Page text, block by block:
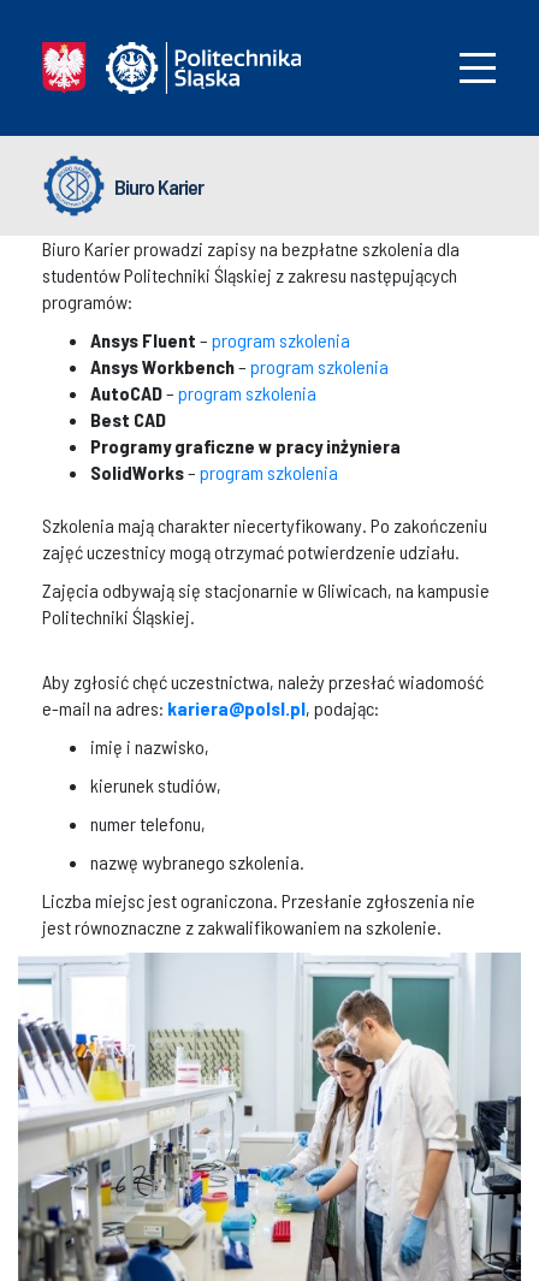
Biuro Karier
Biuro Karier prowadzi zapisy na bezpłatne szkolenia dla
studentów Politechniki Śląskiej z zakresu następujących
programów:
Ansys Fluent – program szkolenia
Ansys Workbench– program szkolenia
AutoCAD– program szkolenia
Best CAD
Programy graficzne w pracy inżyniera
SolidWorks– program szkolenia
Szkolenia mają charakter niecertyfikowany. Po zakończeniu
zajęć uczestnicy mogą otrzymać potwierdzenie udziału.
Zajęcia odbywają się stacjonarnie w Gliwicach, na kampusie
Politechniki Śląskiej.
Aby zgłosić chęć uczestnictwa, należy przesłać wiadomość
e-mail na adres: kariera@polsl.pl, podając:
imię i nazwisko,
kierunek studiów,
numer telefonu,
nazwę wybranego szkolenia.
Liczba miejsc jest ograniczona. Przesłanie zgłoszenia nie
jest równoznaczne z zakwalifikowaniem na szkolenie.